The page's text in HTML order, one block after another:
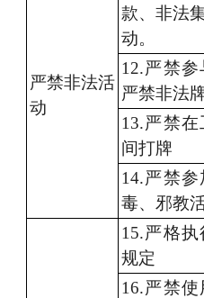
严禁非法活
动
款、非法
动。
1 2.严禁参
严禁非法
1 3.严禁在
间打牌
14.严禁参
毒、邪教
1 5.严格执
规定
16.严禁使